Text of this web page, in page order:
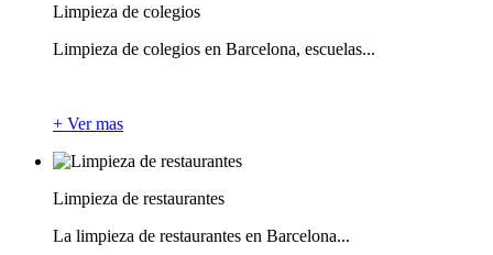
Limpieza de colegios
Limpieza de colegios en Barcelona, escuelas...
+ Ver mas
Limpieza de restaurantes
La limpieza de restaurantes en Barcelona...